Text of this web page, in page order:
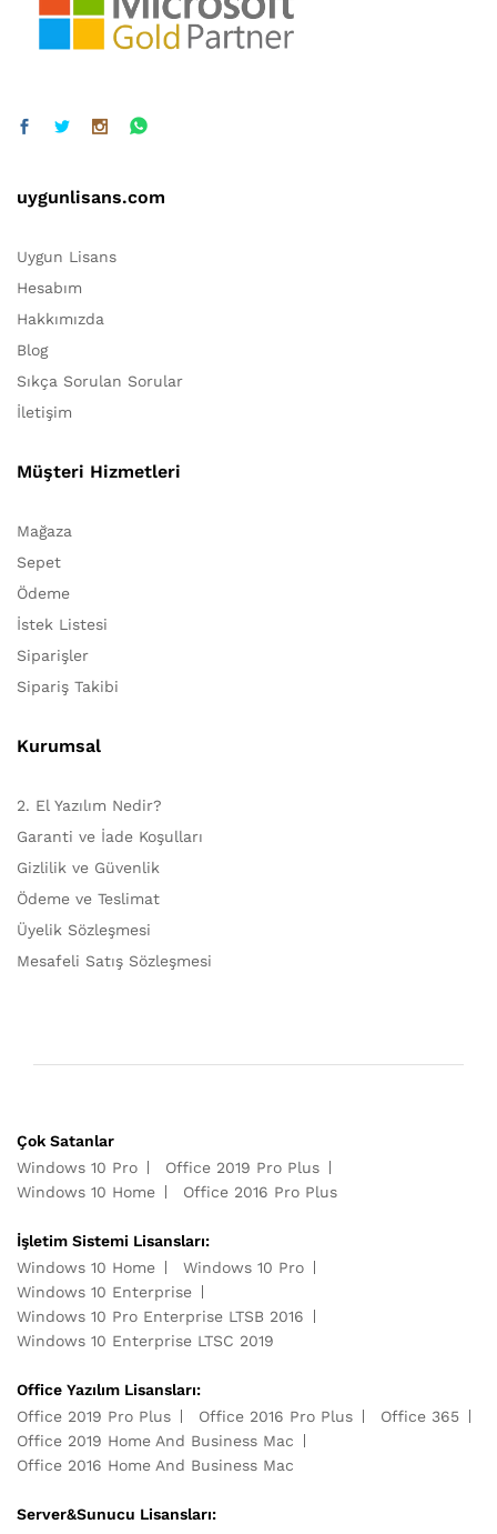
uygunlisans.com
Uygun Lisans
Hesabım
Hakkımızda
Blog
Sıkça Sorulan Sorular
İletişim
Müşteri Hizmetleri
Mağaza
Sepet
Ödeme
İstek Listesi
Siparişler
Sipariş Takibi
Kurumsal
2. El Yazılım Nedir?
Garanti ve İade Koşulları
Gizlilik ve Güvenlik
Ödeme ve Teslimat
Üyelik Sözleşmesi
Mesafeli Satış Sözleşmesi
Çok Satanlar
Windows 10 Pro
Office 2019 Pro Plus
Windows 10 Home
Office 2016 Pro Plus
İşletim Sistemi Lisansları:
Windows 10 Home
Windows 10 Pro
Windows 10 Enterprise
Windows 10 Pro Enterprise LTSB 2016
Windows 10 Enterprise LTSC 2019
Office Yazılım Lisansları:
Office 2019 Pro Plus
Office 2016 Pro Plus
Office 365
Office 2019 Home And Business Mac
Office 2016 Home And Business Mac
Server&Sunucu Lisansları: